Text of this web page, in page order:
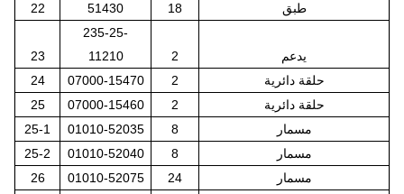
22
51430
18 طبق
23
235-25-
11210
2
يدعم
24
07000-15470 2
حلقة دائرية
25
07000-15460 2
حلقة دائرية
25-1
01010-52035 8
مسمار
25-2
01010-52040 8
مسمار
26
01010-52075 24
مسمار